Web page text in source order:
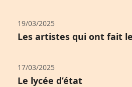
19/03/2025
Les artistes qui ont fait
17/03/2025
Le lycée d’état